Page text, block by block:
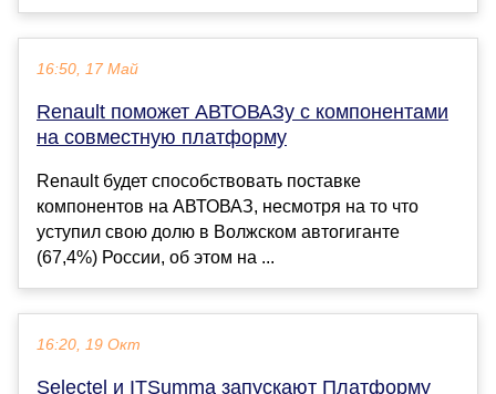
16:50, 17 Май
Renault поможет АВТОВАЗу с компонентами
на совместную платформу
Renault будет способствовать поставке
компонентов на АВТОВАЗ, несмотря на то что
уступил свою долю в Волжском автогиганте
(67,4%) России, об этом на ...
16:20, 19 Окт
Selectel и ITSumma запускают Платформу